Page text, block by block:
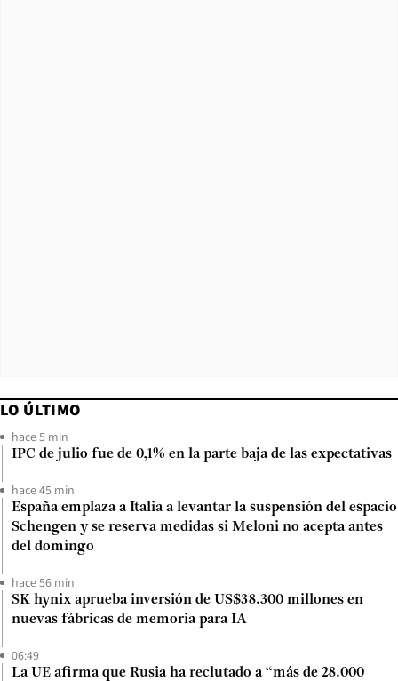
LO ÚLTIMO
hace 5 min
IPC de julio fue de 0,1% en la parte baja de las expectativas
hace 45 min
España emplaza a Italia a levantar la suspensión del espacio
Schengen y se reserva medidas si Meloni no acepta antes
del domingo
hace 56 min
SK hynix aprueba inversión de US$38.300 millones en
nuevas fábricas de memoria para IA
06:49
La UE afirma que Rusia ha reclutado a “más de 28.000